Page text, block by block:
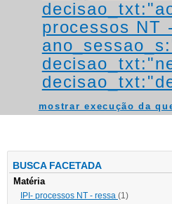
processos NT
mostrar execução da
BUSCA FACETADA
Matéria
IPI- processos NT - ressa (1)